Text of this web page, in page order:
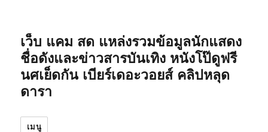
เว็บ แคม สด แหล่งรวมข้อมูลนักแสดง
ชื่อดังและข่าวสารบันเทิง หนังโป๊ดูฟรี
นศเย็ดกัน เบียร์เดอะวอยส์ คลิปหลุด
ดารา
เมนู